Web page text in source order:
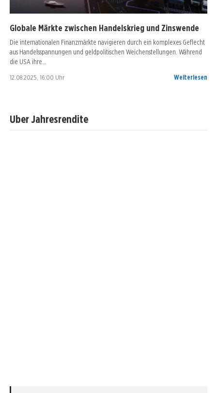
Globale Märkte zwischen Handelskrieg und Zinswende
Die internationalen Finanzmärkte navigieren durch ein komplexes Geflecht
aus Handelsspannungen und geldpolitischen Weichenstellungen. Während
die USA ihre…
12.08.2025, 16:00 Uhr Weiterlesen
Uber Jahresrendite